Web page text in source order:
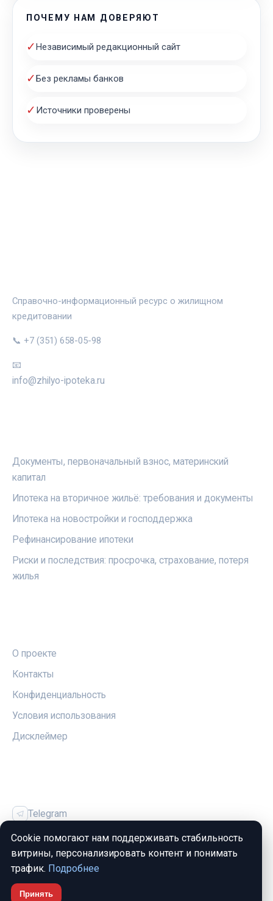
ПОЧЕМУ НАМ ДОВЕРЯЮТ
✓Независимый редакционный сайт
✓Без рекламы банков
✓ Источники проверены
Справочно-информационный ресурс о жилищном
кредитовании
📞 +7 (351) 658-05-98
📧
info@zhilyo-ipoteka.ru
Документы, первоначальный взнос, материнский
капитал
Ипотека на вторичное жильё: требования и документы
Ипотека на новостройки и господдержка
Рефинансирование ипотеки
Риски и последствия: просрочка, страхование, потеря
жилья
О проекте
Контакты
Конфиденциальность
Условия использования
Дисклеймер
Telegram
Vk
© 2026 Жильё и Ипотека. Все права защищены.
Cookie помогают нам поддерживать стабильность
витрины, персонализировать контент и понимать
трафик. Подробнее
Принять